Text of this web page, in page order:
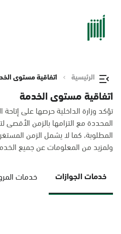
الرئيسية اتفاقية مستوى
اتفاقية مستوى الخدمة
تؤكد وزارة الداخلية حرصها على
المحددة مع التزامها بالزمن
المطلوبة، كما لا يشمل الزمن
ولمزيد من المعلومات عن جميع
خدمات الجوازات خدمات